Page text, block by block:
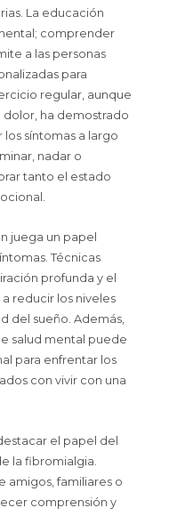
La educación
comprender
a las personas
para
regular, aunque
ha demostrado
síntomas a largo
nadar o
tanto el estado
juega un papel
Técnicas
profunda y el
reducir los niveles
del sueño. Además,
salud mental puede
para enfrentar los
con vivir con una
el papel del
la fibromialgia.
amigos, familiares o
comprensión y